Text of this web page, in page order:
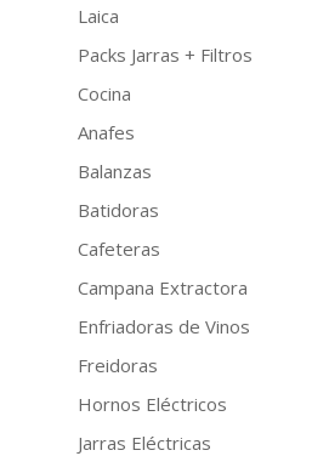
Laica
Packs Jarras + Filtros
Cocina
Anafes
Balanzas
Batidoras
Cafeteras
Campana Extractora
Enfriadoras de Vinos
Freidoras
Hornos Eléctricos
Jarras Eléctricas